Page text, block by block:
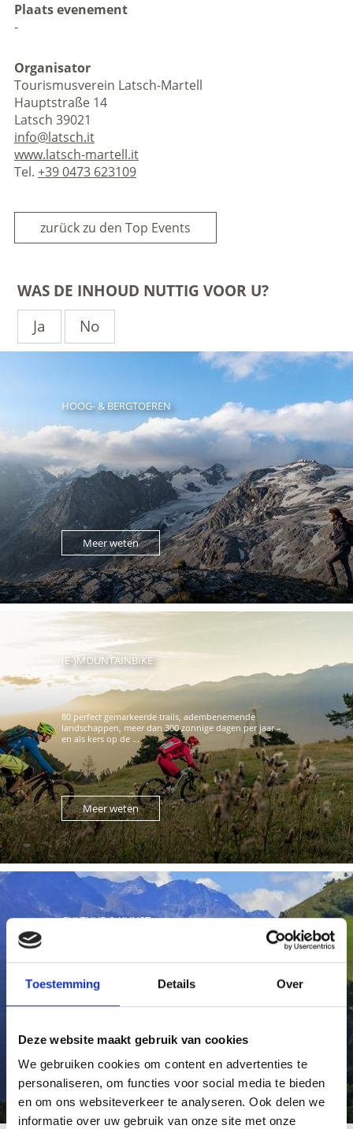
Toestemming Details Over
Deze website maakt gebruik van cookies
We gebruiken cookies om content en advertenties te
personaliseren, om functies voor social media te bieden
en om ons websiteverkeer te analyseren. Ook delen we
informatie over uw gebruik van onze site met onze
Plaats evenement
-
Organisator
Tourismusverein Latsch-Martell
Hauptstraße 14
Latsch 39021
info@latsch.it
www.latsch-martell.it
Tel. +39 0473 623109
zurück zu den Top Events
WAS DE INHOUD NUTTIG VOOR U?
Ja
No
HOOG- & BERGTOEREN
Meer weten
(E-)MOUNTAINBIKE
80 perfect gemarkeerde trails, adembenemende
landschappen, meer dan 300 zonnige dagen per jaar –
en als kers op de ...
Meer weten
CULTUUR & KUNST
cultuurregio Vinschgau in Zuid-Tirol. Laat u op het
Meer weten